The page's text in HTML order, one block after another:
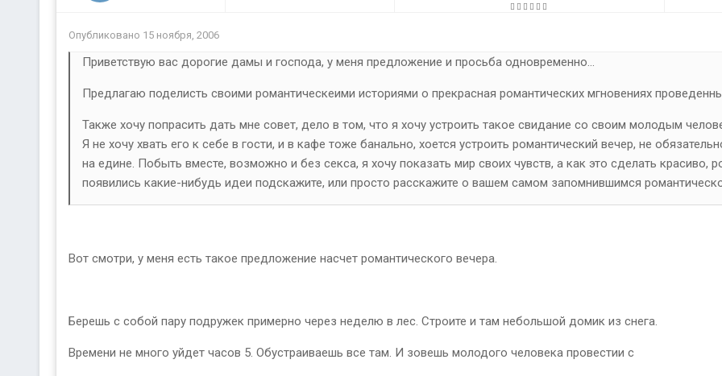
Опубликовано 15 ноября, 2006
Приветствую вас дорогие дамы и господа, у меня предложение и просьба одновременно...
Предлагаю поделисть своими романтическеими историями о прекрасная романтических мгновениях
Также хочу попрасить дать мне совет, дело в том, что я хочу устроить такое свидание со своим молодым
Я не хочу хвать его к себе в гости, и в кафе тоже банально, хоется устроить романтический вечер, не
на едине. Побыть вместе, возможно и без секса, я хочу показать мир своих чувств, а как это сделать красиво,
появились какие-нибудь идеи подскажите, или просто расскажите о вашем самом запомнившимся
Вот смотри, у меня есть такое предложение насчет романтического вечера.
Берешь с собой пару подружек примерно через неделю в лес. Строите и там небольшой домик из снега.
Времени не много уйдет часов 5. Обустраиваешь все там. И зовешь молодого человека провестии с